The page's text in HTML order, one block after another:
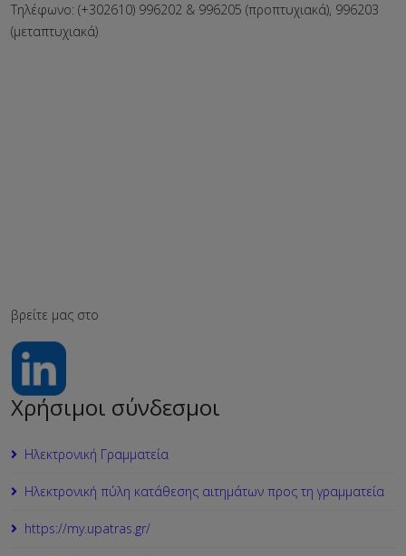
Τηλέφωνο: (+302610) 996202 & 996205 (προπτυχιακά), 996203
(μεταπτυχιακά)
βρείτε μας στο
Χρήσιμοι σύνδεσμοι
Ηλεκτρονική Γραμματεία
Ηλεκτρονική πύλη κατάθεσης αιτημάτων προς τη γραμματεία
https://my.upatras.gr/